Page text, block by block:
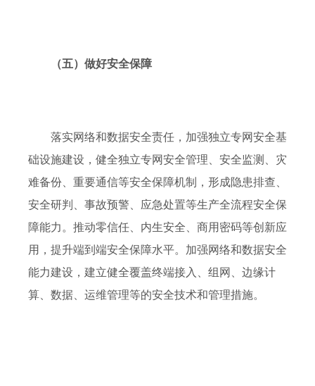
（五）做好安全保障
落实网络和数据安全责任 ， 加强独立专网安全基
础设施建设，健全独立专网安全管理、安全监测、灾
难备份、重要通信等安全保障机制，形成隐患排查、
安全研判、事故预警、应急处置等生产全流程安全保
障能力。推动零信任、内生安全、商用密码等创新应
用，提升端到端安全保障水平。加强网络和数据安全
能力建设，建立健全覆盖终端接入、组网、边缘计
算、数据、运维管理等的安全技术和管理措施。